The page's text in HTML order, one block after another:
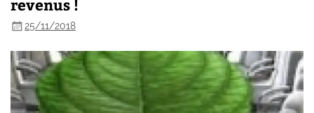
revenus !
25/11/2018